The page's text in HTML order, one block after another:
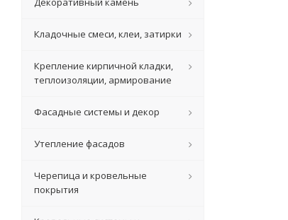
Кладочные смеси, клеи, затирки
Крепление кирпичной кладки,
теплоизоляции, армирование
Фасадные системы и декор
Утепление фасадов
Черепица и кровельные
покрытия